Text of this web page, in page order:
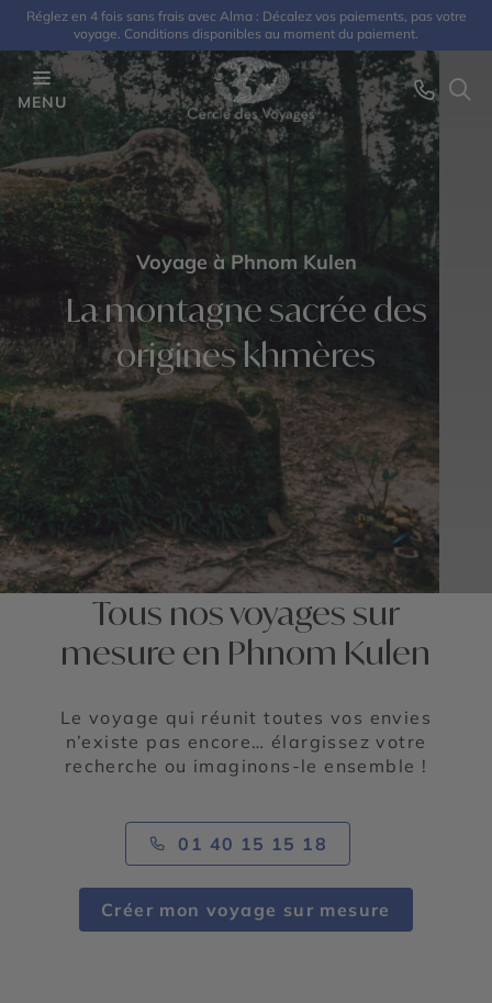
Réglez en 4 fois sans frais avec Alma : Décalez vos paiements, pas votre
voyage. Conditions disponibles au moment du paiement.
MENU
Voyage à Phnom Kulen
La montagne sacrée des
origines khmères
Tous nos voyages sur
mesure en Phnom Kulen
Le voyage qui réunit toutes vos envies
n’existe pas encore… élargissez votre
recherche ou imaginons-le ensemble !
01 40 15 15 18
Créer mon voyage sur mesure